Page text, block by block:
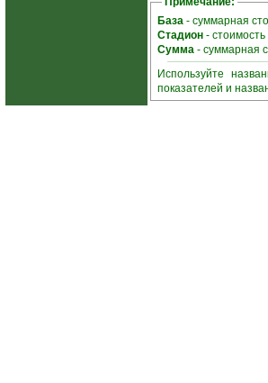
База - суммарная
Стадион -
Сумма - суммарная
Используйте
показателей и